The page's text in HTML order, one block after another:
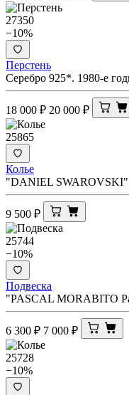
27350
−10%
Перстень
Серебро 925*. 1980-е
18 000 ₽ 20 000 ₽
25865
Колье
"DANIEL SWAROVSKI".
9 500 ₽
25744
−10%
Подвеска
"PASCAL MORABITO
6 300 ₽ 7 000 ₽
25728
−10%